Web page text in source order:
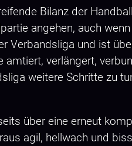
Bilanz der
angehen, auch
Verbandsliga und ist
verlängert,
weitere Schritte zu
über eine erneut
agil, hellwach und